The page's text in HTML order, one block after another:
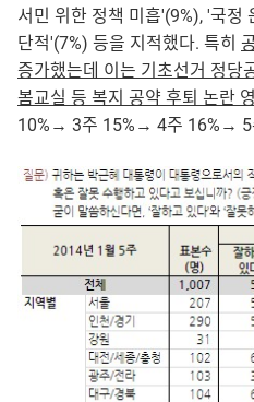
서민 위한 정책 미흡'(9%), '국정
단적'(7%) 등을 지적했다. 특히
증가했는데 이는 기초선거 정당
봄교실 등 복지 공약 후퇴 논란
10%→ 3주 15%→ 4주 16%→ 5